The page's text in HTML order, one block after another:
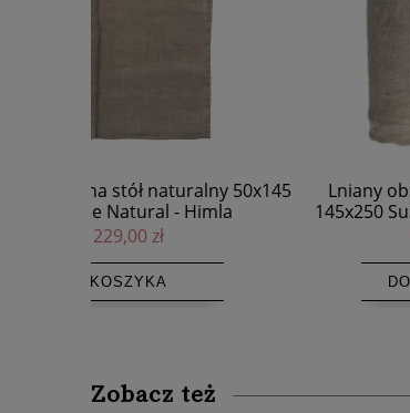
Lniany obrus na stół naturalny
145x250 Sunshine Natural - Himla
Zobacz też